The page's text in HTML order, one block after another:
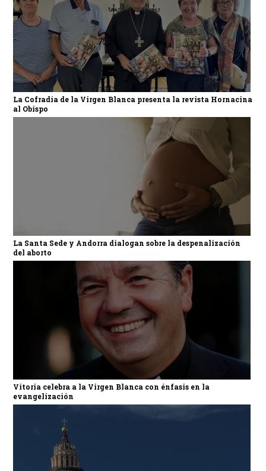
La Cofradía de la Virgen Blanca presenta la revista Hornacina
al Obispo
La Santa Sede y Andorra dialogan sobre la despenalización
del aborto
Vitoria celebra a la Virgen Blanca con énfasis en la
evangelización